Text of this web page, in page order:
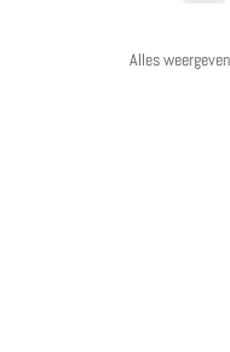
Alles weergeven